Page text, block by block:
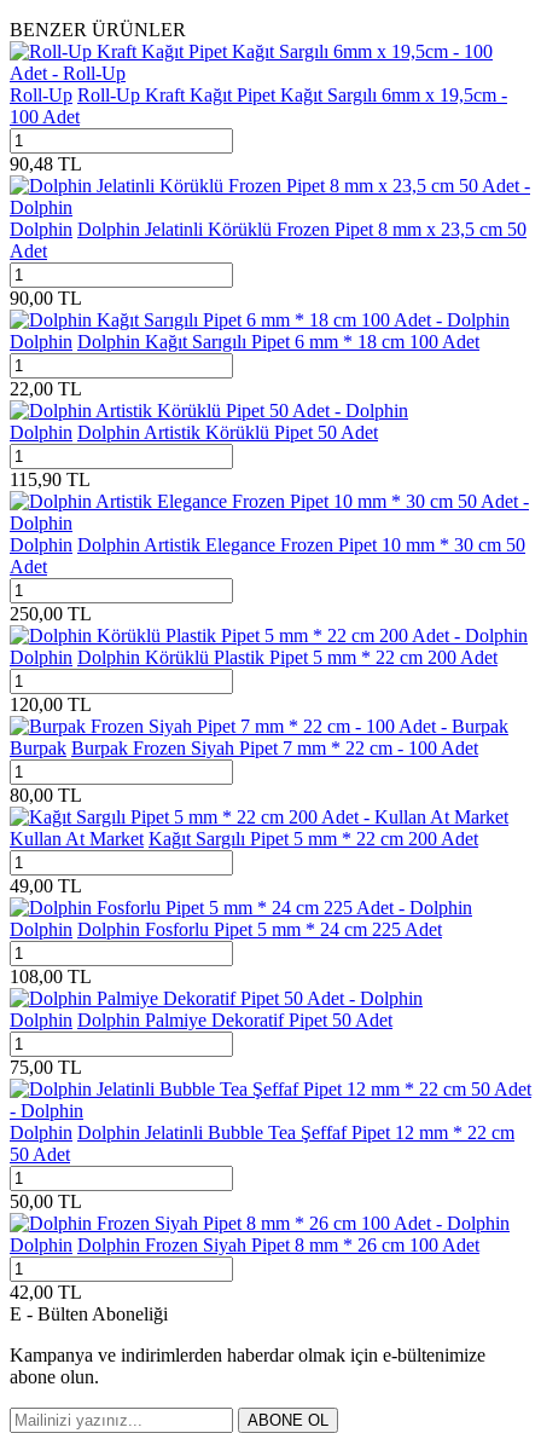
BENZER ÜRÜNLER
Roll-Up Roll-Up Kraft Kağıt Pipet Kağıt Sargılı 6mm x 19,5cm -
100 Adet
90,48 TL
Dolphin Dolphin Jelatinli Körüklü Frozen Pipet 8 mm x 23,5 cm 50
Adet
90,00 TL
Dolphin Dolphin Kağıt Sarıgılı Pipet 6 mm * 18 cm 100 Adet
22,00 TL
Dolphin Dolphin Artistik Körüklü Pipet 50 Adet
115,90 TL
Dolphin Dolphin Artistik Elegance Frozen Pipet 10 mm * 30 cm 50
Adet
250,00 TL
Dolphin Dolphin Körüklü Plastik Pipet 5 mm * 22 cm 200 Adet
120,00 TL
Burpak Burpak Frozen Siyah Pipet 7 mm * 22 cm - 100 Adet
80,00 TL
Kullan At Market Kağıt Sargılı Pipet 5 mm * 22 cm 200 Adet
49,00 TL
Dolphin Dolphin Fosforlu Pipet 5 mm * 24 cm 225 Adet
108,00 TL
Dolphin Dolphin Palmiye Dekoratif Pipet 50 Adet
75,00 TL
Dolphin Dolphin Jelatinli Bubble Tea Şeffaf Pipet 12 mm * 22 cm
50 Adet
50,00 TL
Dolphin Dolphin Frozen Siyah Pipet 8 mm * 26 cm 100 Adet
42,00 TL
E - Bülten Aboneliği
Kampanya ve indirimlerden haberdar olmak için e-bültenimize
abone olun.
ABONE OL